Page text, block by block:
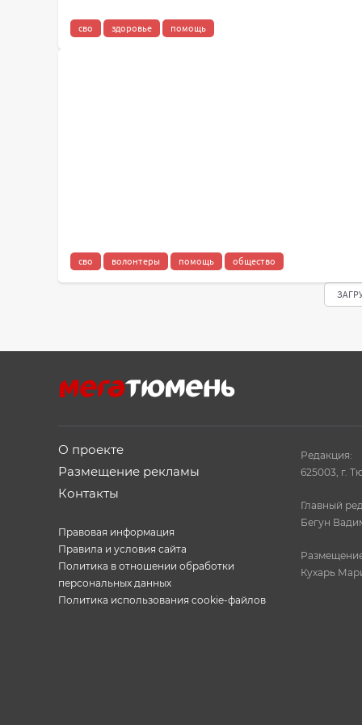
сво здоровье помощь
сво волонтеры помощь общество
О проекте
Размещение рекламы
Контакты
Правовая информация
Правила и условия сайта
Политика в отношении обработки
персональных данных
Политика использования cookie-файлов
Редакция:
625003, г.
Главный
Бегун
Кухарь